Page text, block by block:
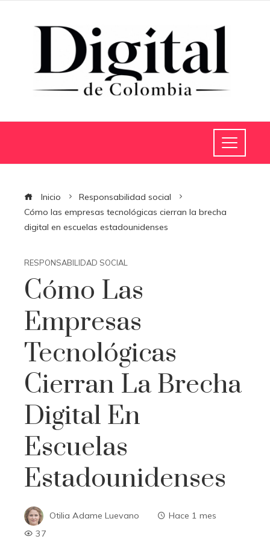
Inicio
Responsabilidad social
Cómo las empresas tecnológicas cierran la brecha
digital en escuelas estadounidenses
RESPONSABILIDAD SOCIAL
Cómo Las
Empresas
Tecnológicas
Cierran La Brecha
Digital En
Escuelas
Estadounidenses
Otilia Adame Luevano
Hace 1 mes
37